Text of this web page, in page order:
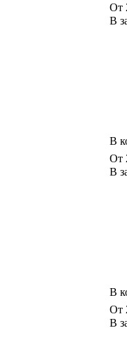
От
В
В
От
В
В
От
В